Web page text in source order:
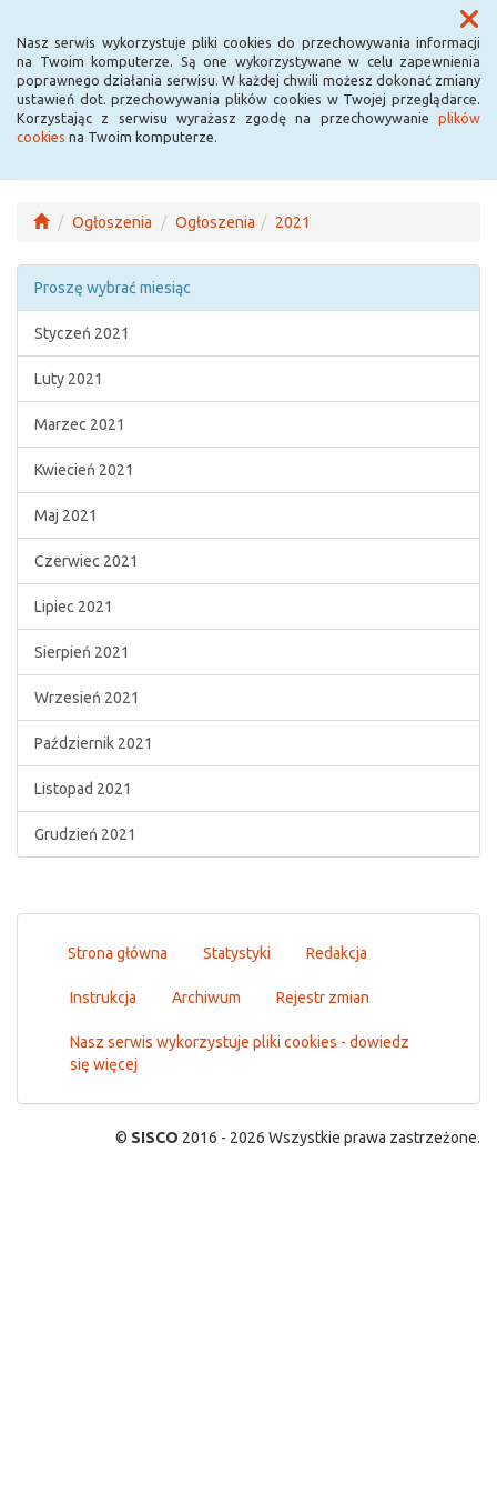
Nasz serwis wykorzystuje pliki cookies do przechowywania informacji
na Twoim komputerze. Są one wykorzystywane w celu zapewnienia
poprawnego działania serwisu. W każdej chwili możesz dokonać zmiany
ustawień dot. przechowywania plików cookies w Twojej przeglądarce.
Korzystając z serwisu wyrażasz zgodę na przechowywanie plików
cookies na Twoim komputerze.
Menu
Ogłoszenia Ogłoszenia 2021
Proszę wybrać miesiąc
Styczeń 2021
Luty 2021
Marzec 2021
Kwiecień 2021
Maj 2021
Czerwiec 2021
Lipiec 2021
Sierpień 2021
Wrzesień 2021
Październik 2021
Listopad 2021
Grudzień 2021
Strona główna Statystyki Redakcja
Instrukcja Archiwum Rejestr zmian
Nasz serwis wykorzystuje pliki cookies - dowiedz
się więcej
© SISCO 2016 - 2026 Wszystkie prawa zastrzeżone.